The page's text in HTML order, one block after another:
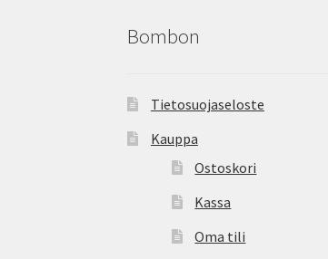
Bombon
Tietosuojaseloste
Kauppa
Ostoskori
Kassa
Oma tili